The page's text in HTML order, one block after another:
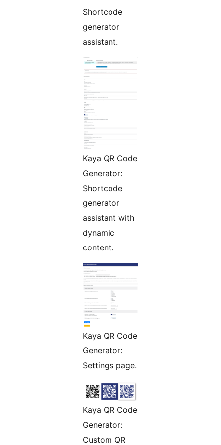
Shortcode
generator
assistant.
Kaya QR Code
Generator:
Shortcode
generator
assistant with
dynamic
content.
Kaya QR Code
Generator:
Settings page.
Kaya QR Code
Generator:
Custom QR